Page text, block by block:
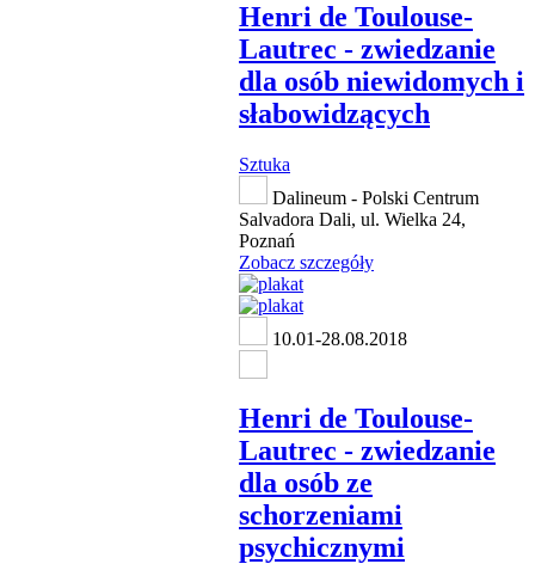
Henri de Toulouse-
Lautrec - zwiedzanie
dla osób niewidomych i
słabowidzących
Sztuka
Dalineum - Polski Centrum
Salvadora Dali, ul. Wielka 24,
Poznań
Zobacz szczegóły
10.01-28.08.2018
Henri de Toulouse-
Lautrec - zwiedzanie
dla osób ze
schorzeniami
psychicznymi